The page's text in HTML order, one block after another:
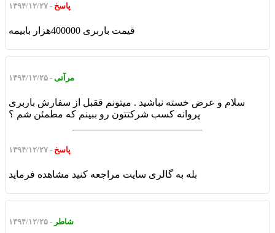
پاسخ - ۱۳۹۴/۱۲/۲۷
قیمت باربری 400000هزار بابیمه
مرآتی - ۱۳۹۴/۱۲/۲۵
سلام و عرض خسته نباشید . میتونم ققبل از سفارش باربری
پروانه کسب شرکتتون رو ببینم که مطمئن شم ؟
پاسخ - ۱۳۹۴/۱۲/۲۷
بله به گالری سایت مراجعه کنید مشاهده فرماید
شاطر - ۱۳۹۴/۱۲/۲۵